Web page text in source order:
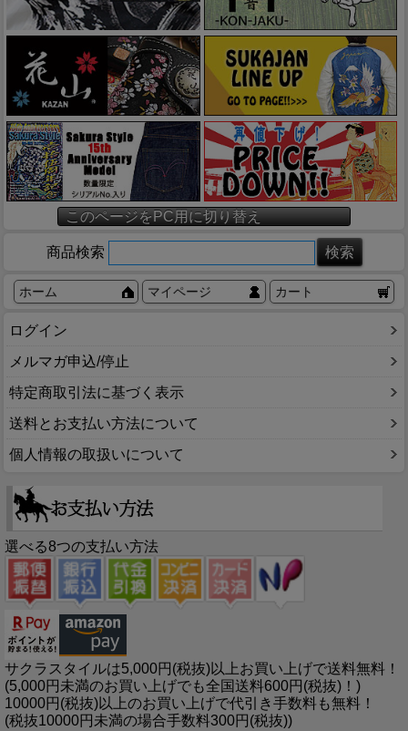
このページをPC用に切り替え
商品検索
ホーム マイページ カート
ログイン
メルマガ申込/停止
特定商取引法に基づく表示
送料とお支払い方法について
個人情報の取扱いについて
選べる8つの支払い方法
サクラスタイルは5,000円(税抜)以上お買い上げで送料無料！
(5,000円未満のお買い上げでも全国送料600円(税抜)！)
10000円(税抜)以上のお買い上げで代引き手数料も無料！
(税抜10000円未満の場合手数料300円(税抜))